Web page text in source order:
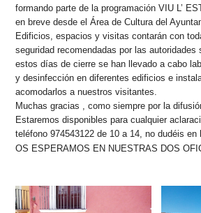
formando parte de la programación VIU L’
en breve desde el Área de Cultura del
Edificios, espacios y visitas contarán con
seguridad recomendadas por las autoridades
estos días de cierre se han llevado a cabo
y desinfección en diferentes edificios e
acomodarlos a nuestros visitantes.
Muchas gracias , como siempre por la
Estaremos disponibles para cualquier
teléfono 974543122 de 10 a 14, no dudéis en
OS ESPERAMOS EN NUESTRAS DOS